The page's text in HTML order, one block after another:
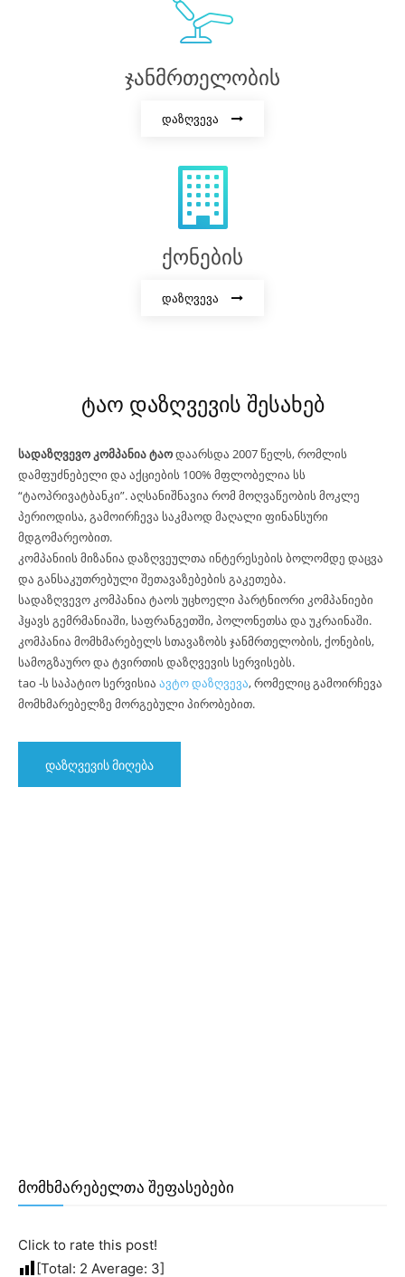
ჯანმრთელობის
დაზღვევა
ქონების
დაზღვევა
ტაო დაზღვევის შესახებ
სადაზღვევო კომპანია ტაოდაარსდა 2007 წელს, რომლის
დამფუძნებელი და აქციების 100% მფლობელია სს
“ტაოპრივატბანკი”. აღსანიშნავია რომ მოღვაწეობის მოკლე
პერიოდისა, გამოირჩევა საკმაოდ მაღალი ფინანსური
მდგომარეობით.
კომპანიის მიზანია დაზღვეულთა ინტერესების ბოლომდე დაცვა
და განსაკუთრებული შეთავაზებების გაკეთება.
სადაზღვევო კომპანია ტაოს უცხოელი პარტნიორი კომპანიები
ჰყავს გემრმანიაში, საფრანგეთში, პოლონეთსა და უკრაინაში.
კომპანია მომხმარებელს სთავაზობს ჯანმრთელობის, ქონების,
სამოგზაურო და ტვირთის დაზღვევის სერვისებს.
tao -ს საპატიო სერვისია ავტო დაზღვევა, რომელიც გამოირჩევა
მომხმარებელზე მორგებული პირობებით.
დაზღვევის მიღება
მომხმარებელთა შეფასებები
Click to rate this post!
[Total: 2 Average: 3]